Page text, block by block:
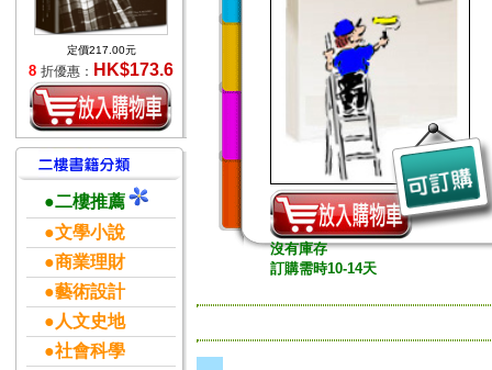
定價217.00元
8 折優惠： HK$173.6
●二樓推薦
●文學小說
●商業理財
●藝術設計
●人文史地
●社會科學
沒有庫存
訂購需時10-14天